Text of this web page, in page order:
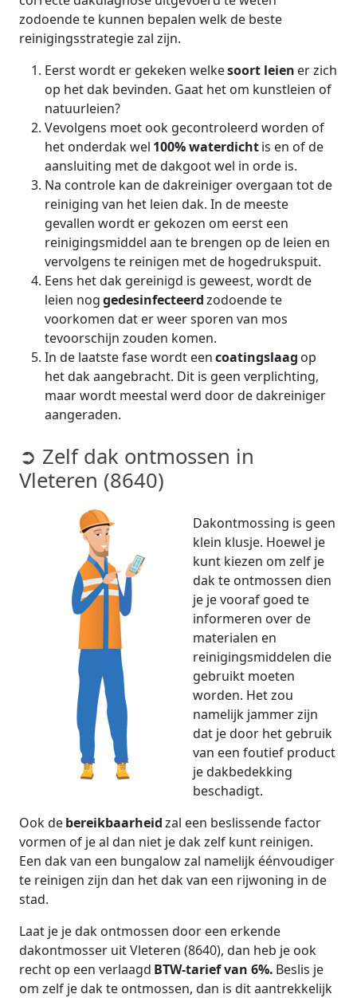
zodoende te kunnen bepalen welk de beste
reinigingsstrategie zal zijn.
Eerst wordt er gekeken welkesoort leien er zich
op het dak bevinden. Gaat het om kunstleien of
natuurleien?
Vevolgens moet ook gecontroleerd worden of
het onderdak wel 100% waterdichtis en of de
aansluiting met de dakgoot wel in orde is.
Na controle kan de dakreiniger overgaan tot de
reiniging van het leien dak. In de meeste
gevallen wordt er gekozen om eerst een
reinigingsmiddel aan te brengen op de leien en
vervolgens te reinigen met de hogedrukspuit.
Eens het dak gereinigd is geweest, wordt de
leien noggedesinfecteerdzodoende te
voorkomen dat er weer sporen van mos
tevoorschijn zouden komen.
In de laatste fase wordt eencoatingslaag op
het dak aangebracht. Dit is geen verplichting,
maar wordt meestal werd door de dakreiniger
aangeraden.
➲ Zelf dak ontmossen in
Vleteren (8640)
Dakontmossing is geen
klein klusje. Hoewel je
kunt kiezen om zelf je
dak te ontmossen dien
je je vooraf goed te
informeren over de
materialen en
reinigingsmiddelen die
gebruikt moeten
worden. Het zou
namelijk jammer zijn
dat je door het gebruik
van een foutief product
je dakbedekking
beschadigt.
Ook debereikbaarheidzal een beslissende factor
vormen of je al dan niet je dak zelf kunt reinigen.
Een dak van een bungalow zal namelijk éénvoudiger
te reinigen zijn dan het dak van een rijwoning in de
stad.
Laat je je dak ontmossen door een erkende
dakontmosser uit Vleteren (8640), dan heb je ook
recht op een verlaagd BTW-tarief van 6%. Beslis je
om zelf je dak te ontmossen, dan is dit aantrekkelijk